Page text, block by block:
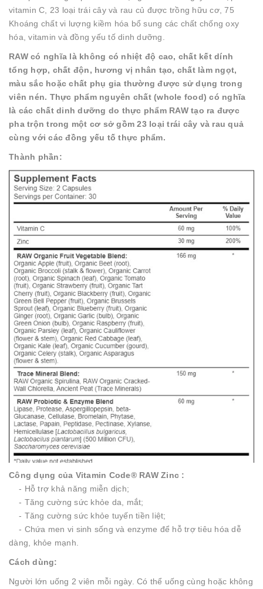
vitamin C, 23 loại trái cây và rau củ được trồng hữu cơ, 75
Khoáng chất vi lượng kiềm hóa bổ sung các chất chống oxy
hóa, vitamin và đồng yếu tố dinh dưỡng.
RAW có nghĩa là không có nhiệt độ cao, chất kết dính
tổng hợp, chất độn, hương vị nhân tạo, chất làm ngọt,
màu sắc hoặc chất phụ gia thường được sử dụng trong
viên nén. Thực phẩm nguyên chất (whole food) có nghĩa
là các chất dinh dưỡng do thực phẩm RAW tạo ra được
pha trộn trong một cơ sở gồm 23 loại trái cây và rau quả
cùng với các đồng yếu tố thực phẩm.
Thành phần:
Công dụng của Vitamin Code® RAW Zinc :
- Hỗ trợ khả năng miễn dịch;
- Tăng cường sức khỏe da, mắt;
- Tăng cường sức khỏe tuyến tiền liệt;
- Chứa men vi sinh sống và enzyme để hỗ trợ tiêu hóa dễ
dàng, khỏe mạnh.
Cách dùng:
Người lớn uống 2 viên mỗi ngày. Có thể uống cùng hoặc không